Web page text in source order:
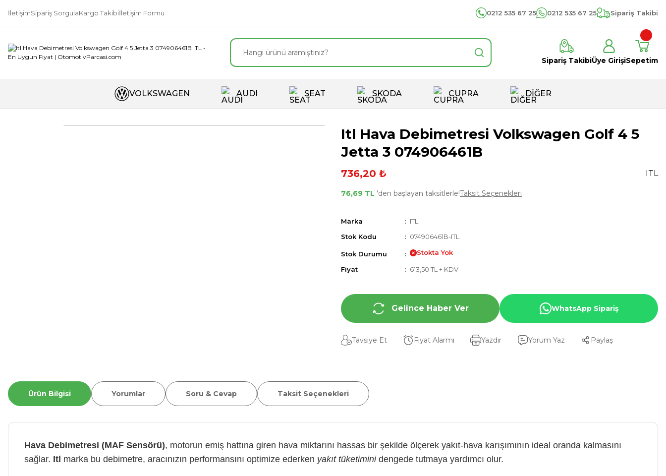
İletişimSipariş SorgulaKargo Takibiİletişim Formu 0212 535 67 25 0212 535 67 25 Sipariş Takibi
Sipariş TakibiÜye GirişiSepetim
VOLKSWAGEN AUDI SEAT SKODA CUPRA DİĞER
Itl Hava Debimetresi Volkswagen Golf 4 5
Jetta 3 074906461B
736,20 ₺ ITL
76,69 TL 'den başlayan taksitlerle!Taksit Seçenekleri
Marka
ITL
Stok Kodu
074906461B-ITL
Stok Durumu Stokta Yok
Fiyat 613,50 TL + KDV
Gelince Haber Ver WhatsApp Sipariş
Tavsiye Et Fiyat Alarmı Yazdır Yorum Yaz Paylaş
Ürün Bilgisi Yorumlar Soru & Cevap Taksit Seçenekleri
Hava Debimetresi (MAF Sensörü), motorun emiş hattına giren hava miktarını hassas bir şekilde ölçerek yakıt-hava karışımının ideal oranda kalmasını
sağlar. Itl marka bu debimetre, aracınızın performansını optimize ederken yakıt tüketiminidengede tutmaya yardımcı olur.